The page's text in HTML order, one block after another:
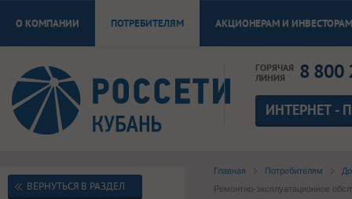
О КОМПАНИИ ПОТРЕБИТЕЛЯМ АКЦИОНЕРАМ И ИНВЕСТОРАМ
ГОРЯЧАЯ
ЛИНИЯ
8 800
ИНТЕРНЕТ -
Главная Потребителям
Ремонтно-эксплуатационное
ВЕРНУТЬСЯ В РАЗДЕЛ